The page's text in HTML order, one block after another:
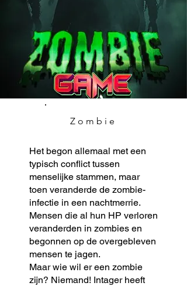
Zombie
Het begon allemaal met een
typisch conflict tussen
menselijke stammen, maar
toen veranderde de zombie-
infectie in een nachtmerrie.
Mensen die al hun HP verloren
veranderden in zombies en
begonnen op de overgebleven
mensen te jagen.
Maar wie wil er een zombie
zijn? Niemand! Intager heeft